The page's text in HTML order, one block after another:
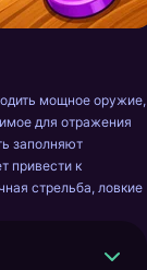
мощное оружие,
для отражения
заполняют
привести к
стрельба, ловкие